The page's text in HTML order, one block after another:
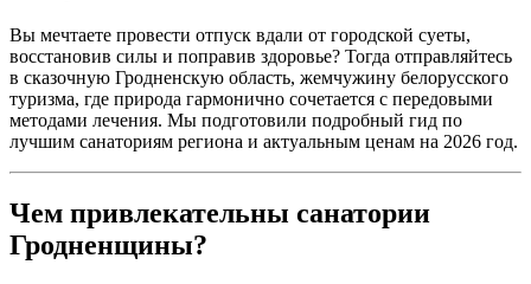
Вы мечтаете провести отпуск вдали от городской суеты,
восстановив силы и поправив здоровье? Тогда отправляйтесь
в сказочную Гродненскую область, жемчужину белорусского
туризма, где природа гармонично сочетается с передовыми
методами лечения. Мы подготовили подробный гид по
лучшим санаториям региона и актуальным ценам на 2026 год.
Чем привлекательны санатории
Гродненщины?